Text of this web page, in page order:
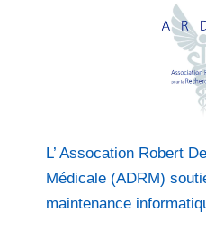
L’ Assocation Robert
Médicale (ADRM)
maintenance